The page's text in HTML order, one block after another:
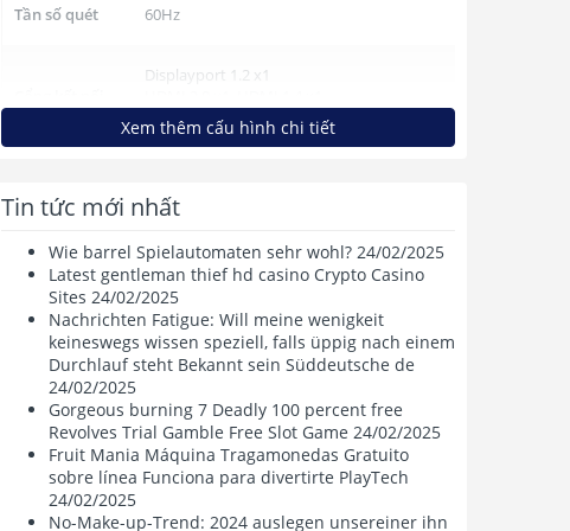
Tần số quét 60Hz
Displayport 1.2 x1
Audio out x1
ứng
Công suất 49W | 0.5W (nghỉ)
Góc nhìn 178°(H)/178°(V)
Kích thước
Cân nặng 5.25kg
Phụ kiện
Xem thêm cấu hình chi tiết
Tin tức mới nhất
Wie barrel Spielautomaten sehr wohl? 24/02/2025
Latest gentleman thief hd casino Crypto Casino
Sites 24/02/2025
Nachrichten Fatigue: Will meine wenigkeit
keineswegs wissen speziell, falls üppig nach einem
Durchlauf steht Bekannt sein Süddeutsche de
24/02/2025
Gorgeous burning 7 Deadly 100 percent free
Revolves Trial Gamble Free Slot Game 24/02/2025
Fruit Mania Máquina Tragamonedas Gratuito
sobre línea Funciona para divertirte PlayTech
24/02/2025
No-Make-up-Trend: 2024 auslegen unsereiner ihn